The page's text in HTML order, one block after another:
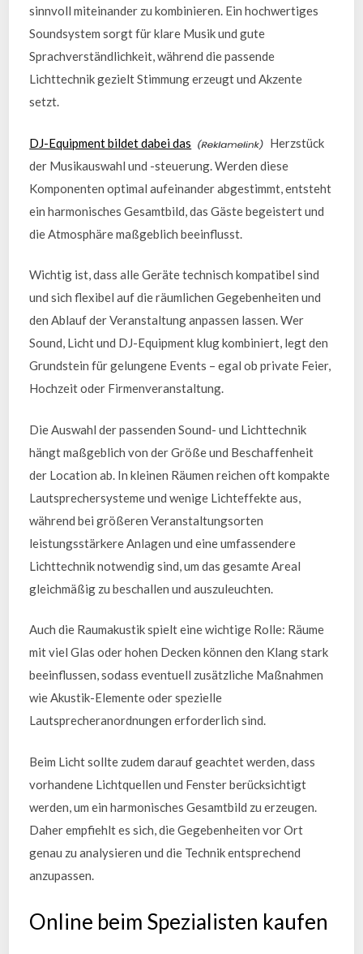
sinnvoll miteinander zu kombinieren. Ein hochwertiges
Soundsystem sorgt für klare Musik und gute
Sprachverständlichkeit, während die passende
Lichttechnik gezielt Stimmung erzeugt und Akzente
setzt.
DJ-Equipment bildet dabei das
Herzstück
der Musikauswahl und -steuerung. Werden diese
Komponenten optimal aufeinander abgestimmt, entsteht
ein harmonisches Gesamtbild, das Gäste begeistert und
die Atmosphäre maßgeblich beeinflusst.
Wichtig ist, dass alle Geräte technisch kompatibel sind
und sich flexibel auf die räumlichen Gegebenheiten und
den Ablauf der Veranstaltung anpassen lassen. Wer
Sound, Licht und DJ-Equipment klug kombiniert, legt den
Grundstein für gelungene Events – egal ob private Feier,
Hochzeit oder Firmenveranstaltung.
Die Auswahl der passenden Sound- und Lichttechnik
hängt maßgeblich von der Größe und Beschaffenheit
der Location ab. In kleinen Räumen reichen oft kompakte
Lautsprechersysteme und wenige Lichteffekte aus,
während bei größeren Veranstaltungsorten
leistungsstärkere Anlagen und eine umfassendere
Lichttechnik notwendig sind, um das gesamte Areal
gleichmäßig zu beschallen und auszuleuchten.
Auch die Raumakustik spielt eine wichtige Rolle: Räume
mit viel Glas oder hohen Decken können den Klang stark
beeinflussen, sodass eventuell zusätzliche Maßnahmen
wie Akustik-Elemente oder spezielle
Lautsprecheranordnungen erforderlich sind.
Beim Licht sollte zudem darauf geachtet werden, dass
vorhandene Lichtquellen und Fenster berücksichtigt
werden, um ein harmonisches Gesamtbild zu erzeugen.
Daher empfiehlt es sich, die Gegebenheiten vor Ort
genau zu analysieren und die Technik entsprechend
anzupassen.
Online beim Spezialisten kaufen